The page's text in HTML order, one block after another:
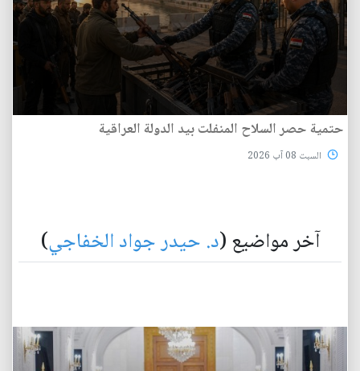
حتمية حصر السلاح المنفلت بيد الدولة العراقية
السبت 08 آب 2026
آخر مواضيع (د. حيدر جواد الخفاجي)